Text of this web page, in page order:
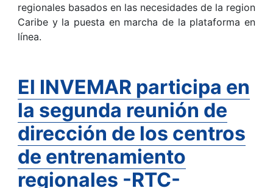
regionales basados en las necesidades de la region
Caribe y la puesta en marcha de la plataforma en
línea.
El INVEMAR participa en
la segunda reunión de
dirección de los centros
de entrenamiento
regionales -RTC-